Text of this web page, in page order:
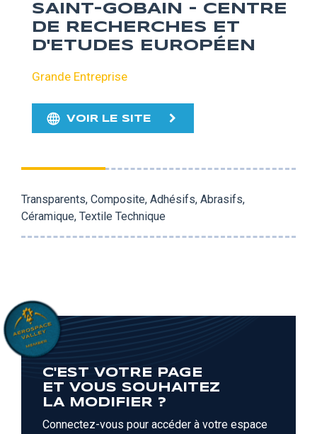
SAINT-GOBAIN - CENTRE
DE RECHERCHES ET
D'ETUDES EUROPÉEN
Grande Entreprise
VOIR LE SITE
Transparents, Composite, Adhésifs, Abrasifs,
Céramique, Textile Technique
C'EST VOTRE PAGE
ET VOUS SOUHAITEZ
LA MODIFIER ?
Connectez-vous pour accéder à votre espace